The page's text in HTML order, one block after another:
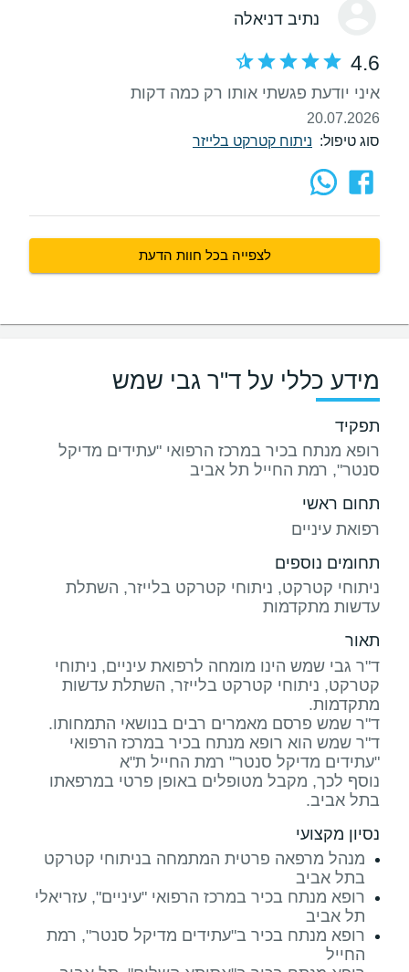
נתיב דניאלה
4.6
איני יודעת פגשתי אותו רק כמה דקות
20.07.2026
סוג טיפול: ניתוח קטרקט בלייזר
לצפייה בכל חוות הדעת
מידע כללי על ד"ר גבי שמש
תפקיד
רופא מנתח בכיר במרכז הרפואי "עתידים מדיקל
סנטר", רמת החייל תל אביב
תחום ראשי
רפואת עיניים
תחומים נוספים
ניתוחי קטרקט, ניתוחי קטרקט בלייזר, השתלת
עדשות מתקדמות
תאור
ד"ר גבי שמש הינו מומחה לרפואת עיניים, ניתוחי
קטרקט, ניתוחי קטרקט בלייזר, השתלת עדשות
ד"ר שמש הוא רופא מנתח בכיר במרכז הרפואי
נוסף לכך, מקבל מטופלים באופן פרטי במרפאתו
בתל אביב.
נסיון מקצועי
מנהל מרפאה פרטית המתמחה בניתוחי קטרקט
בתל אביב
רופא מנתח בכיר במרכז הרפואי "עיניים", עזריאלי
תל אביב
רופא מנתח בכיר ב"עתידים מדיקל סנטר", רמת
החייל